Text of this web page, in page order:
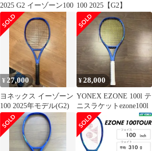
2025 G2 イーゾーン100 100 2025【G2】
¥ 27,000
ヨネックス イーゾーン
100 2025年モデル(G2)
¥28,000
YONEX EZONE 100l テ
ニスラケットezone100l